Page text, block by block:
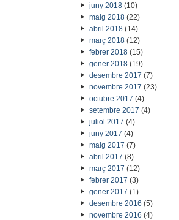
juny 2018(10)
maig 2018(22)
abril 2018(14)
març 2018(12)
febrer 2018(15)
gener 2018(19)
desembre 2017 (7)
novembre 2017 (23)
octubre 2017 (4)
setembre 2017 (4)
juliol 2017 (4)
juny 2017 (4)
maig 2017 (7)
abril 2017 (8)
març 2017 (12)
febrer 2017 (3)
gener 2017 (1)
desembre 2016 (5)
novembre 2016 (4)